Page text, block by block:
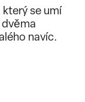
se umí
navíc.